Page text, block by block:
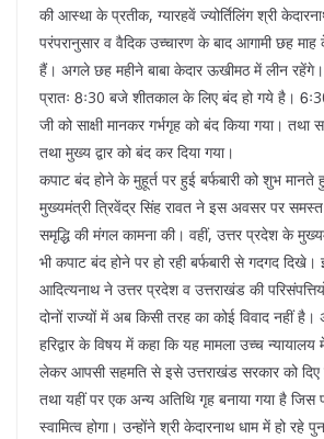
की आस्था के प्रतीक, ग्यारहवें ज्योर्तिलिंग श्री
परंपरानुसार व वैदिक उच्चारण के बाद आगामी छह
हैं। अगले छह महीने बाबा केदार ऊखीमठ में लीन
प्रातः 8ः30 बजे शीतकाल के लिए बंद हो गये है।
जी को साक्षी मानकर गर्भगृह को बंद किया गया।
तथा मुख्य द्वार को बंद कर दिया गया।
कपाट बंद होने के मुहूर्त पर हुई बर्फबारी को शुभ
मुख्यमंत्री त्रिवेंद्र सिंह रावत ने इस अवसर पर
समृद्धि की मंगल कामना की। वहीं, उत्तर प्रदेश के
भी कपाट बंद होने पर हो रही बर्फबारी से गदगद
आदित्यनाथ ने उत्तर प्रदेश व उत्तराखंड की
दोनों राज्यों में अब किसी तरह का कोई विवाद नहीं
हरिद्वार के विषय में कहा कि यह मामला उच्च
लेकर आपसी सहमति से इसे उत्तराखंड सरकार को दिए
तथा यहीं पर एक अन्य अतिथि गृह बनाया गया है जिस
स्वामित्व होगा। उन्होंने श्री केदारनाथ धाम में हो रहे